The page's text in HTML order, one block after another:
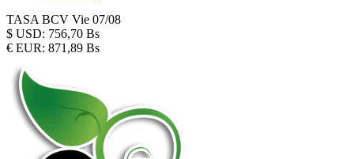
TASA BCV Vie 07/08
$ USD: 756,70 Bs
€ EUR: 871,89 Bs